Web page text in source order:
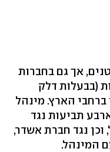
אך גם בחברות
(בבעלות דלק
ברחבי הארץ. מינהל
תביעות נגד
נגד חברת אשדר,
המינהל.